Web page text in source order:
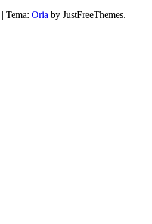
| Tema: Oria by JustFreeThemes.